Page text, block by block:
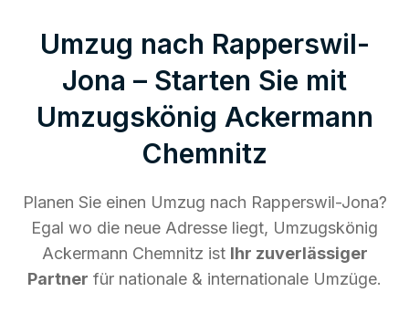
Umzug nach Rapperswil-
Jona – Starten Sie mit
Umzugskönig Ackermann
Chemnitz
Planen Sie einen Umzug nach Rapperswil-Jona?
Egal wo die neue Adresse liegt, Umzugskönig
Ackermann Chemnitz ist Ihr zuverlässiger
Partner für nationale & internationale Umzüge.